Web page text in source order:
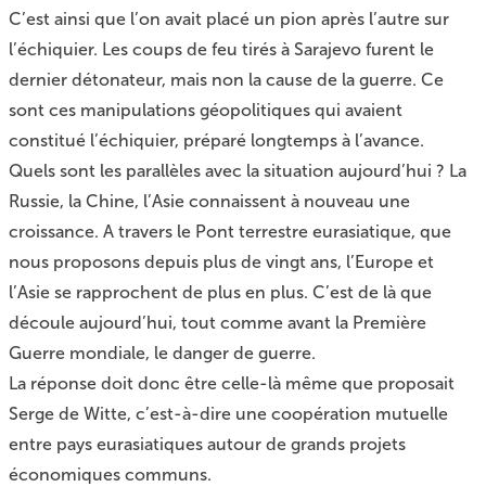
C’est ainsi que l’on avait placé un pion après l’autre sur
l’échiquier. Les coups de feu tirés à Sarajevo furent le
dernier détonateur, mais non la cause de la guerre. Ce
sont ces manipulations géopolitiques qui avaient
constitué l’échiquier, préparé longtemps à l’avance.
Quels sont les parallèles avec la situation aujourd’hui ? La
Russie, la Chine, l’Asie connaissent à nouveau une
croissance. A travers le Pont terrestre eurasiatique, que
nous proposons depuis plus de vingt ans, l’Europe et
l’Asie se rapprochent de plus en plus. C’est de là que
découle aujourd’hui, tout comme avant la Première
Guerre mondiale, le danger de guerre.
La réponse doit donc être celle-là même que proposait
Serge de Witte, c’est-à-dire une coopération mutuelle
entre pays eurasiatiques autour de grands projets
économiques communs.